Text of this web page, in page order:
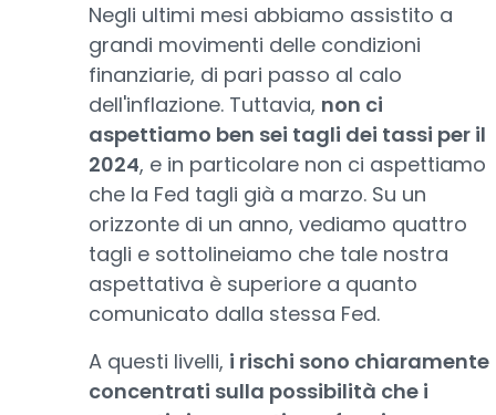
Negli ultimi mesi abbiamo assistito a
grandi movimenti delle condizioni
finanziarie, di pari passo al calo
dell'inflazione. Tuttavia, non ci
aspettiamo ben sei tagli dei tassi per il
2024, e in particolare non ci aspettiamo
che la Fed tagli già a marzo. Su un
orizzonte di un anno, vediamo quattro
tagli e sottolineiamo che tale nostra
aspettativa è superiore a quanto
comunicato dalla stessa Fed.
A questi livelli, i rischi sono chiaramente
concentrati sulla possibilità che i